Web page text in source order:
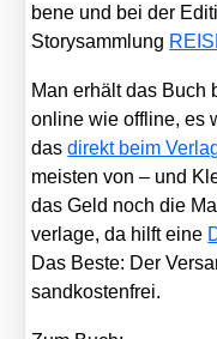
be­ne und bei der
Sto­ry­samm­lung
Man erhält das Buch
online wie off­line, es
dasdirekt beim
meis­ten von – und
das Geld noch die
ver­la­ge, da hilft eine
Das Bes­te: Der
sand­kos­ten­frei.